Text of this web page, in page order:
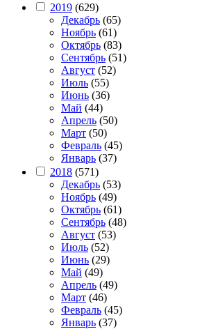
2019 (629)
Декабрь (65)
Ноябрь (61)
Октябрь (83)
Сентябрь (51)
Август (52)
Июль (55)
Июнь (36)
Май (44)
Апрель (50)
Март (50)
Февраль (45)
Январь (37)
2018 (571)
Декабрь (53)
Ноябрь (49)
Октябрь (61)
Сентябрь (48)
Август (53)
Июль (52)
Июнь (29)
Май (49)
Апрель (49)
Март (46)
Февраль (45)
Январь (37)